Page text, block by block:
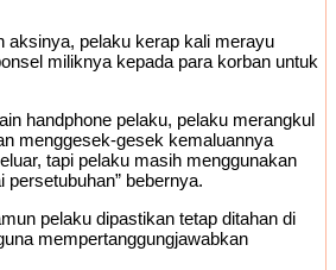
aksinya, pelaku kerap kali merayu
miliknya kepada para korban untuk
handphone pelaku, pelaku merangkul
menggesek-gesek kemaluannya
tapi pelaku masih menggunakan
bebernya.
pelaku dipastikan tetap ditahan di
mempertanggungjawabkan